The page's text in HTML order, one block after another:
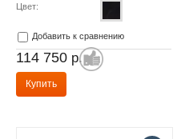
Цвет:
Добавить к сравнению
114 750 р.
Купить